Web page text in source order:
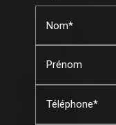
Nom*
Prénom
Téléphone*